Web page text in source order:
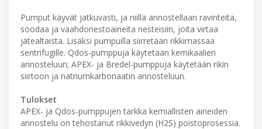
Pumput käyvät jatkuvasti, ja niillä annostellaan ravinteita,
soodaa ja vaahdonestoaineita nesteisiin, joita virtaa
jätealtaista. Lisäksi pumpuilla siirretään rikkimassaa
sentrifugille. Qdos-pumppuja käytetään kemikaalien
annosteluun; APEX- ja Bredel-pumppuja käytetään rikin
siirtoon ja natriumkarbonaatin annosteluun.
Tulokset
APEX- ja Qdos-pumppujen tarkka kemiallisten aineiden
annostelu on tehostanut rikkivedyn (H2S) poistoprosessia.